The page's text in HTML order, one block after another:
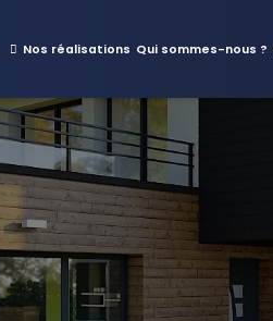
Nos réalisations Qui sommes-nous ?